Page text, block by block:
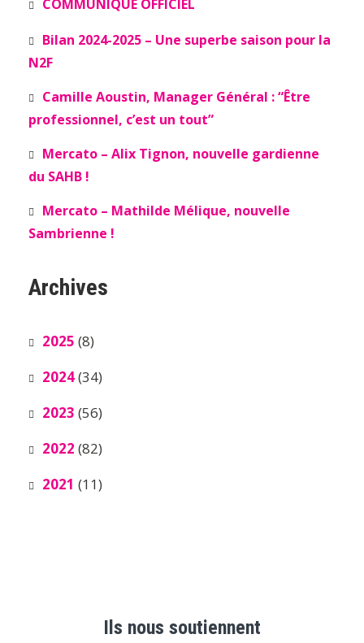
COMMUNIQUÉ OFFICIEL
Bilan 2024-2025 – Une superbe saison pour la
N2F
Camille Aoustin, Manager Général : “Être
professionnel, c’est un tout”
Mercato – Alix Tignon, nouvelle gardienne
du SAHB !
Mercato – Mathilde Mélique, nouvelle
Sambrienne !
Archives
2025 (8)
2024(34)
2023 (56)
2022 (82)
2021 (11)
Ils nous soutiennent